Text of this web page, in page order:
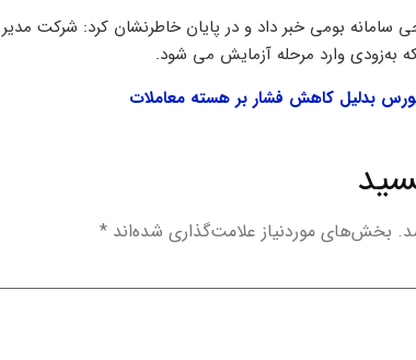
سامانه بومی خبر داد و در پایان خاطرنشان کرد: شرکت
به‌زودی وارد مرحله آزمایش می شود.
بدلیل کاهش فشار بر هسته معاملات
بخش‌های موردنیاز علامت‌گذاری شده‌اند *